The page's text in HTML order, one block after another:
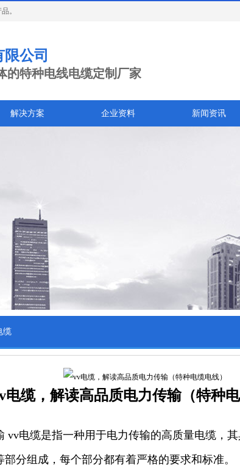
。
公司
的特种电线电缆定制厂家
解决方案 企业资料 新闻资讯
缆
电缆，解读高品质电力传输（特种电
vv电缆是指一种用于电力传输的高质量电缆，
分组成，每个部分都有着严格的要求和标准。